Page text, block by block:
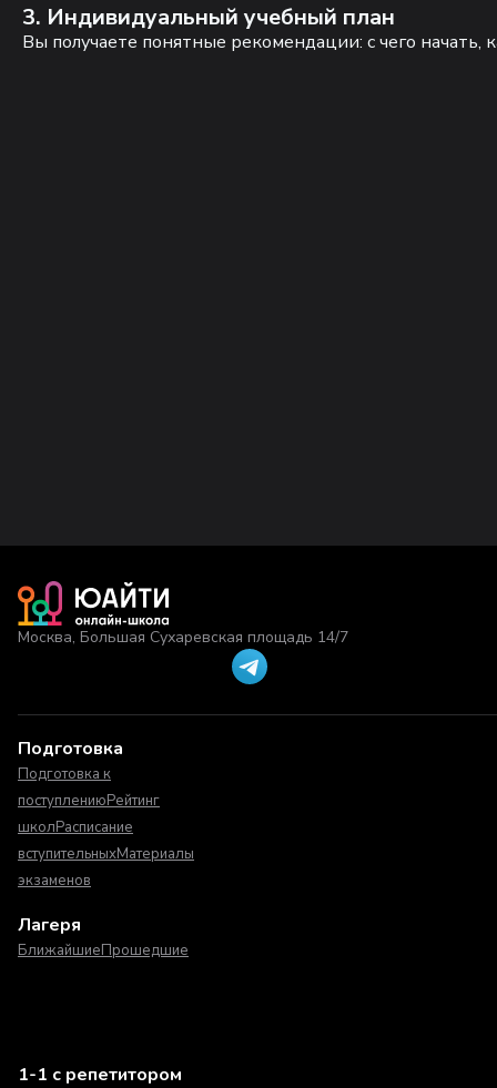
3. Индивидуальный учебный план
Вы получаете понятные рекомендации: с чего начать,
Москва, Большая Сухаревская площадь 14/7
Подготовка
Подготовка к
поступлениюРейтинг
школРасписание
вступительныхМатериалы
экзаменов
Лагеря
БлижайшиеПрошедшие
1-1 с репетитором